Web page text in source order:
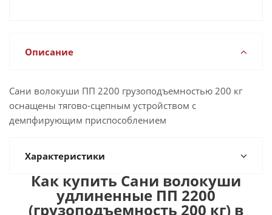
Описание
Сани волокуши ПП 2200 грузоподъемностью 200 кг
оснащены тягово-сцепным устройством с
демпфирующим приспособлением
Характеристики
Как купить Сани волокуши
удлиненные ПП 2200
(грузоподъемность 200 кг) в